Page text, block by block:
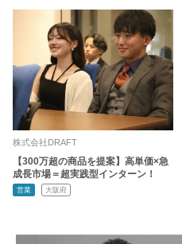
株式会社DRAFT
【300万超の商品を提案】高単価×急
成長市場＝超実践型インターン！
営業 大阪府